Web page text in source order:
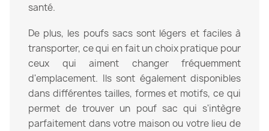
santé.
De plus, les poufs sacs sont légers et faciles à
transporter, ce qui en fait un choix pratique pour
ceux qui aiment changer fréquemment
d'emplacement. Ils sont également disponibles
dans différentes tailles, formes et motifs, ce qui
permet de trouver un pouf sac qui s'intègre
parfaitement dans votre maison ou votre lieu de